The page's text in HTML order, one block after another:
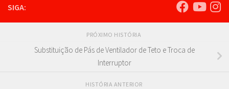
SIGA:
PRÓXIMO HISTÓRIA
Substituição de Pás de Ventilador de Teto e Troca de
Interruptor
HISTÓRIA ANTERIOR